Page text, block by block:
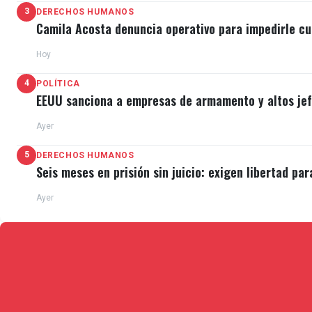
Este lunes, los Leñadores de Las Tunas se
Betancourt anunciado como abridor.
en Nicaragua.
3 DERECHOS HUMANOS
Camila Acosta denuncia operativo para impedirle
Hoy
4 POLÍTICA
EEUU sanciona a empresas de armamento y altos
Ayer
5 DERECHOS HUMANOS
Seis meses en prisión sin juicio: exigen libertad
Ayer